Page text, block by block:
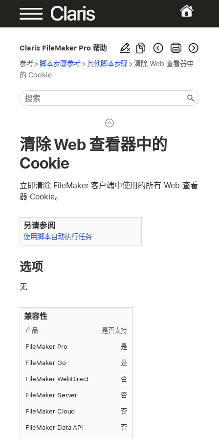
Claris FileMaker Pro 帮助
参考> 脚本步骤参考>其他脚本步骤> 清除 Web 查看器中
的 Cookie
清除 Web 查看器中的
Cookie
立即清除 FileMaker 客户端中使用的所有 Web 查看
器 Cookie。
另请参阅
使用脚本自动执行任务
选项
无
兼容性
产品 是否支持
FileMaker Pro 是
FileMaker Go 是
FileMaker WebDirect 否
FileMaker Server 否
FileMaker Cloud 否
FileMaker Data API 否